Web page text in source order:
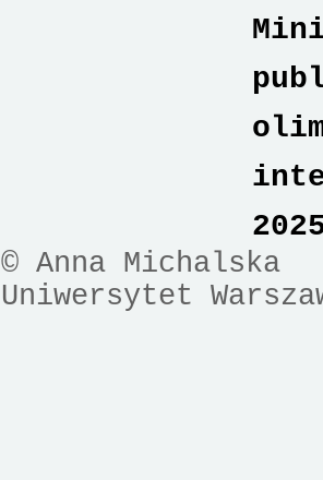
© Anna Michalska
Uniwersytet